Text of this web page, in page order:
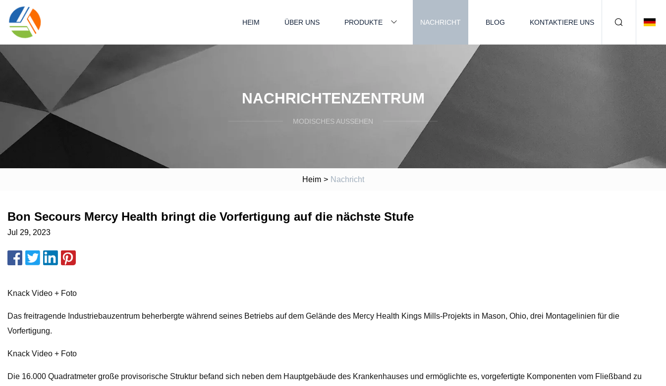
HEIM ÜBER UNS PRODUKTE NACHRICHT BLOG KONTAKTIERE UNS
NACHRICHTENZENTRUM
MODISCHES AUSSEHEN
Heim > Nachricht
Bon Secours Mercy Health bringt die Vorfertigung auf die nächste Stufe
Jul 29, 2023
Knack Video + Foto
Das freitragende Industriebauzentrum beherbergte während seines Betriebs auf dem Gelände des Mercy Health Kings Mills-Projekts in Mason, Ohio, drei Montagelinien für die
Vorfertigung.
Knack Video + Foto
Die 16.000 Quadratmeter große provisorische Struktur befand sich neben dem Hauptgebäude des Krankenhauses und ermöglichte es, vorgefertigte Komponenten vom Fließband zu